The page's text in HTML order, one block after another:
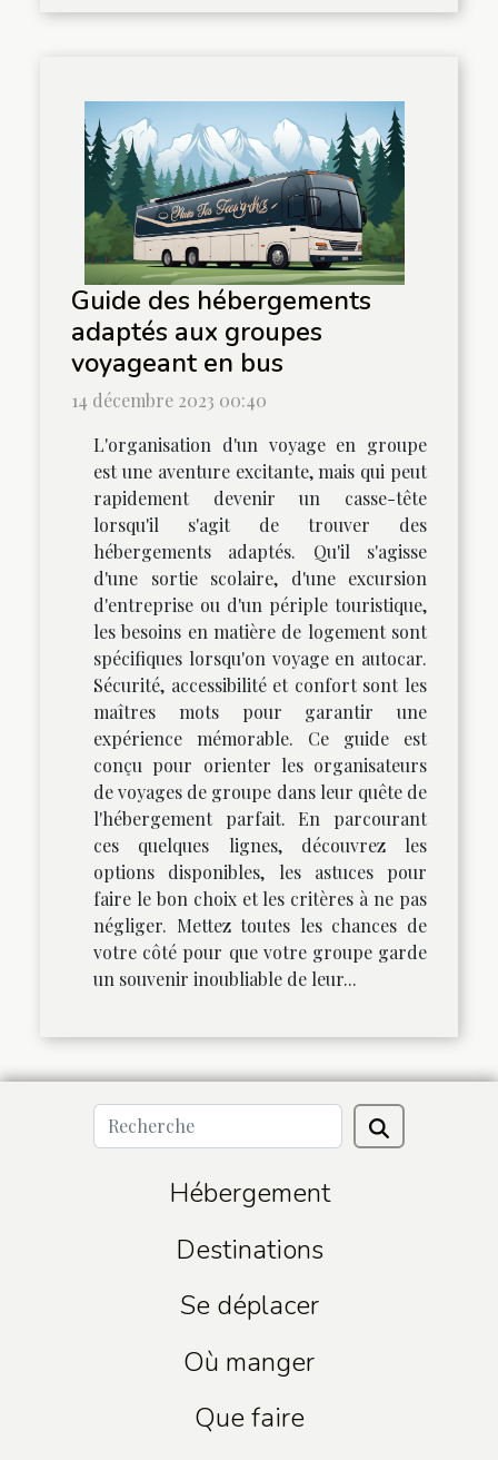
Guide des hébergements
adaptés aux groupes
voyageant en bus
14 décembre 2023 00:40
L'organisation d'un voyage en groupe
est une aventure excitante, mais qui peut
rapidement devenir un casse-tête
lorsqu'il s'agit de trouver des
hébergements adaptés. Qu'il s'agisse
d'une sortie scolaire, d'une excursion
d'entreprise ou d'un périple touristique,
les besoins en matière de logement sont
spécifiques lorsqu'on voyage en autocar.
Sécurité, accessibilité et confort sont les
maîtres mots pour garantir une
expérience mémorable. Ce guide est
conçu pour orienter les organisateurs
de voyages de groupe dans leur quête de
l'hébergement parfait. En parcourant
ces quelques lignes, découvrez les
options disponibles, les astuces pour
faire le bon choix et les critères à ne pas
négliger. Mettez toutes les chances de
votre côté pour que votre groupe garde
un souvenir inoubliable de leur...
Hébergement
Destinations
Se déplacer
Où manger
Que faire